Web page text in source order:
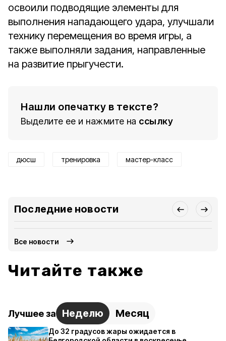
освоили подводящие элементы для
выполнения нападающего удара, улучшали
технику перемещения во время игры, а
также выполняли задания, направленные
на развитие прыгучести.
Нашли опечатку в тексте?
Выделите ее и нажмите на ссылку
дюсш тренировка мастер-класс
Последние новости
Все новости
Читайте также
Лучшее за Неделю Месяц
До 32 градусов жары ожидается в